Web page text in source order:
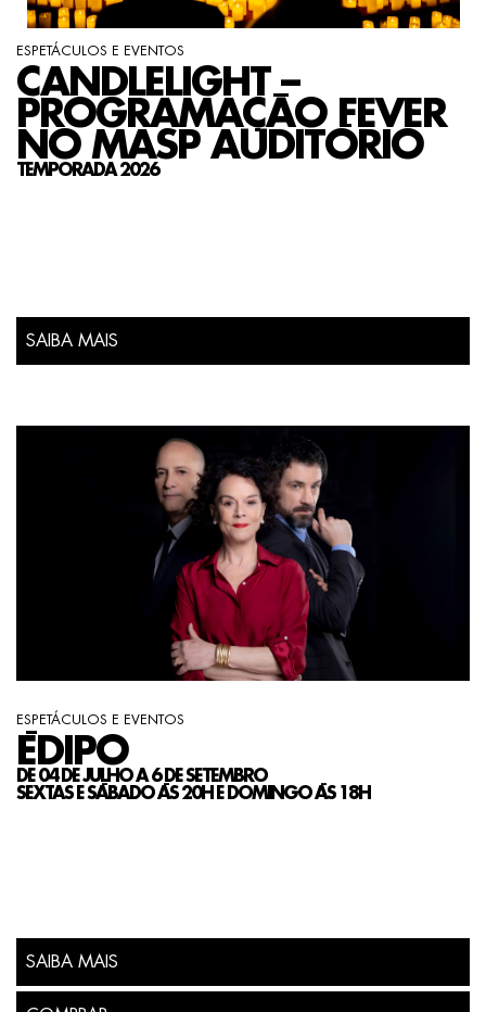
ESPETÁCULOS E EVENTOS
CANDLELIGHT –
PROGRAMAÇÃO FEVER
NO MASP AUDITÓRIO
TEMPORADA 2026
SAIBA MAIS
ESPETÁCULOS E EVENTOS
ÉDIPO
DE 04 DE JULHO A 6 DE SETEMBRO
SEXTAS E SÁBADO ÁS 20H E DOMINGO ÁS 18H
SAIBA MAIS